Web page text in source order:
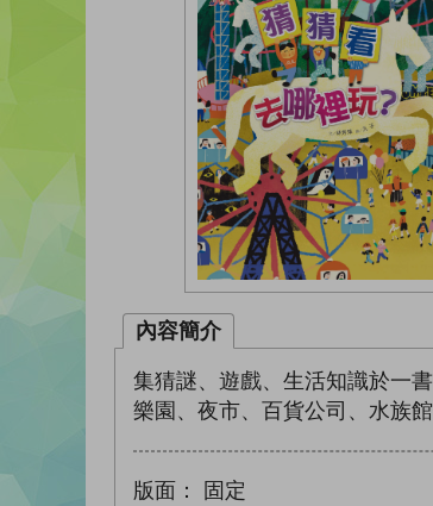
內容簡介
集猜謎、遊戲、生活知識於一
樂園、夜市、百貨公司、水族
版面：
固定